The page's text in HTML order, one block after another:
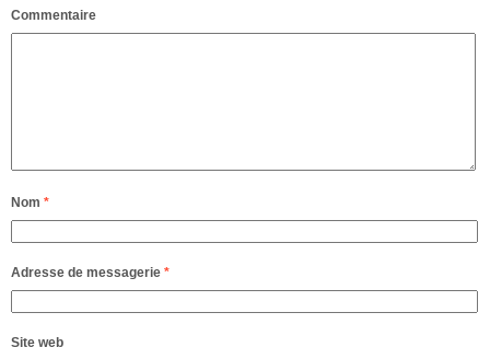
Commentaire
Nom *
Adresse de messagerie *
Site web